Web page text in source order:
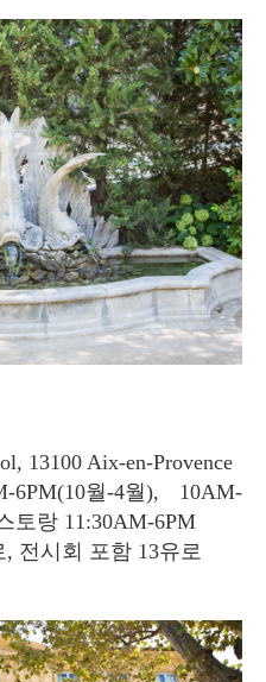
13100 Aix-en-Provence
월-4월), 10AM-
토랑 11:30AM-6PM
전시회 포함 13유로